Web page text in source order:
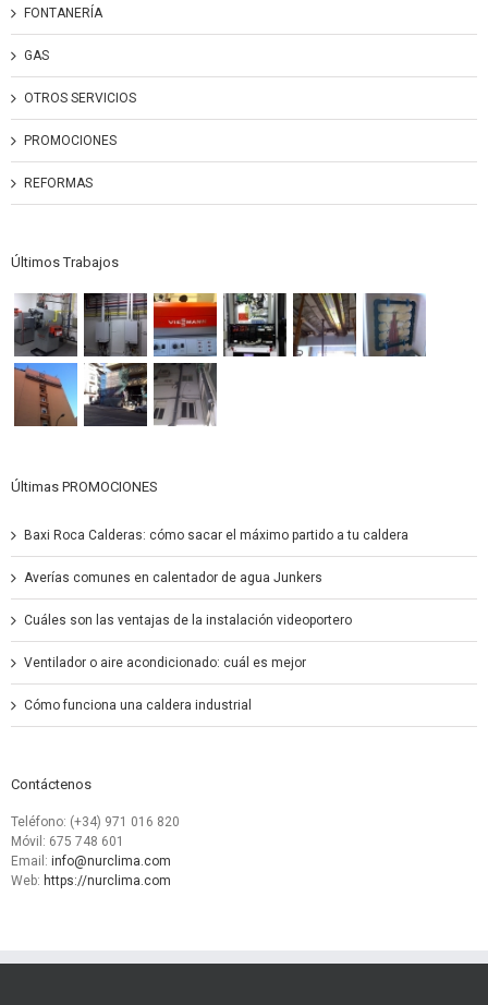
FONTANERÍA
GAS
OTROS SERVICIOS
PROMOCIONES
REFORMAS
Últimos Trabajos
Últimas PROMOCIONES
Baxi Roca Calderas: cómo sacar el máximo partido a tu caldera
Averías comunes en calentador de agua Junkers
Cuáles son las ventajas de la instalación videoportero
Ventilador o aire acondicionado: cuál es mejor
Cómo funciona una caldera industrial
Contáctenos
Teléfono: (+34) 971 016 820
Móvil: 675 748 601
Email: info@nurclima.com
Web: https://nurclima.com